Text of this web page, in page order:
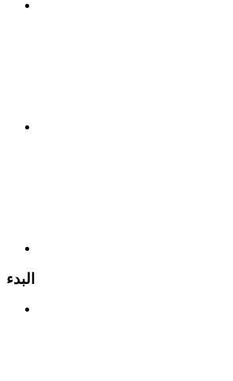
البدء